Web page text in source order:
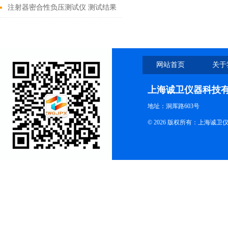
注射器密合性负压测试仪 测试结果
网站首页 关
上海诚卫仪器科技
地址：洞厍路603号
© 2026 版权所有：上海诚卫